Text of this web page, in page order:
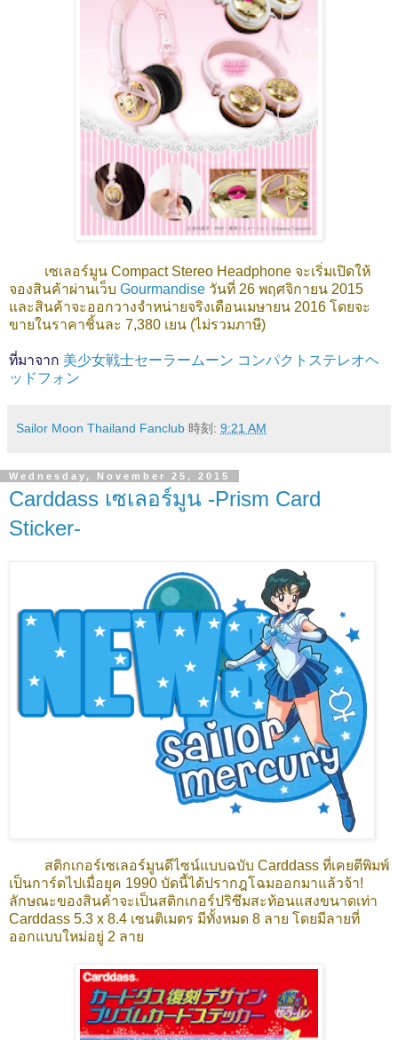
เซเลอร์มูน Compact Stereo Headphone จะเริ่มเปิดให้
จองสินค้าผ่านเว็บ Gourmandise วันที่ 26 พฤศจิกายน 2015
และสินค้าจะออกวางจำหน่ายจริงเดือนเมษายน 2016 โดยจะ
ขายในราคาชิ้นละ 7,380 เยน (ไม่รวมภาษี)
ที่มาจาก 美少女戦士セーラームーン コンパクトステレオヘ
ッドフォン
Sailor Moon Thailand Fanclub 時刻: 9:21 AM
Wednesday, November 25, 2015
Carddass เซเลอร์มูน -Prism Card
Sticker-
สติกเกอร์เซเลอร์มูนดีไซน์แบบฉบับ Carddass ที่เคยตีพิมพ์
เป็นการ์ดไปเมื่อยุค 1990 บัดนี้ได้ปรากฎโฉมออกมาแล้วจ้า!
ลักษณะของสินค้าจะเป็นสติกเกอร์ปริซึมสะท้อนแสงขนาดเท่า
Carddass 5.3 x 8.4 เซนติเมตร มีทั้งหมด 8 ลาย โดยมีลายที่
ออกแบบใหม่อยู่ 2 ลาย